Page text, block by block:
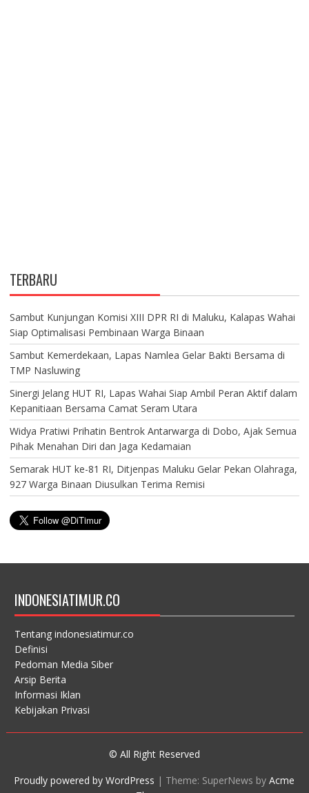
TERBARU
Sambut Kunjungan Komisi XIII DPR RI di Maluku, Kalapas Wahai
Siap Optimalisasi Pembinaan Warga Binaan
Sambut Kemerdekaan, Lapas Namlea Gelar Bakti Bersama di
TMP Nasluwing
Sinergi Jelang HUT RI, Lapas Wahai Siap Ambil Peran Aktif dalam
Kepanitiaan Bersama Camat Seram Utara
Widya Pratiwi Prihatin Bentrok Antarwarga di Dobo, Ajak Semua
Pihak Menahan Diri dan Jaga Kedamaian
Semarak HUT ke-81 RI, Ditjenpas Maluku Gelar Pekan Olahraga,
927 Warga Binaan Diusulkan Terima Remisi
INDONESIATIMUR.CO
Tentang indonesiatimur.co
Definisi
Pedoman Media Siber
Arsip Berita
Informasi Iklan
Kebijakan Privasi
© All Right Reserved
Proudly powered by WordPress | Theme: SuperNews byAcme